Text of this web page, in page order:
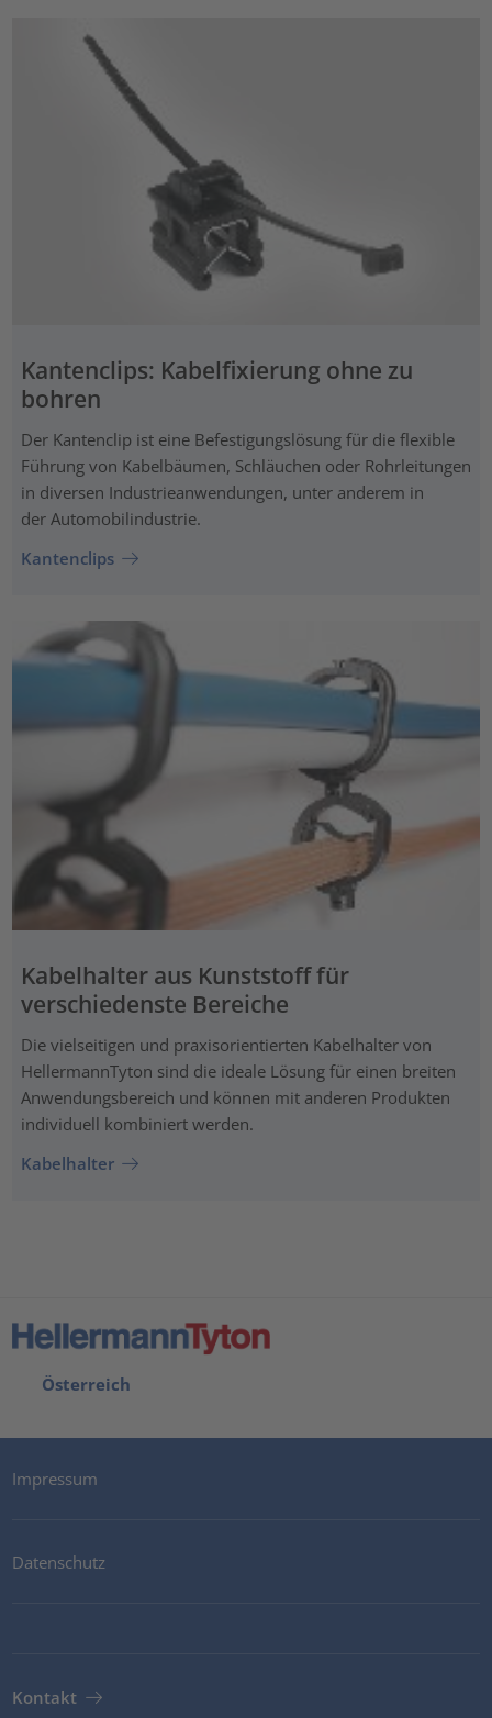
Kantenclips: Kabelfixierung ohne zu
bohren
Der Kantenclip ist eine Befestigungslösung für die flexible
Führung von Kabelbäumen, Schläuchen oder Rohrleitungen
in diversen Industrieanwendungen, unter anderem in
der Automobilindustrie.
Kantenclips
Kabelhalter aus Kunststoff für
verschiedenste Bereiche
Die vielseitigen und praxisorientierten Kabelhalter von
HellermannTyton sind die ideale Lösung für einen breiten
Anwendungsbereich und können mit anderen Produkten
individuell kombiniert werden.
Kabelhalter
Österreich
Impressum
Datenschutz
Kontakt